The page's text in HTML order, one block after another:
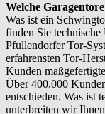
Welche
Was ist ein
finden Sie
Pfullendorfer Tor-
erfahrensten Tor-
Kunden
Über 400.000
entschieden. Was ist
unterbreiten wir